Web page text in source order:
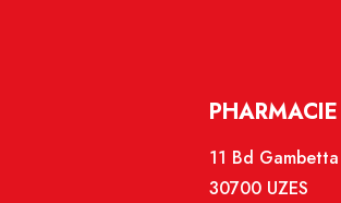
11 Bd Gambetta
30700 UZES